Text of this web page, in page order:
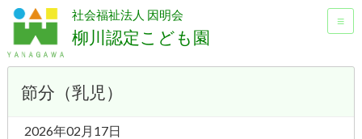
≡
社会福祉法人 因明会
柳川認定こども園
節分（乳児）
2026年02月17日